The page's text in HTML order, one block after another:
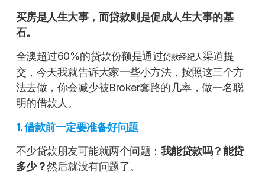
买房是人生大事，而贷款则是促成人生大事的基
石。
全澳超过60%的贷款份额是通过贷款经纪人渠道提
交，今天我就告诉大家一些小方法，按照这三个方
法去做，你会减少被Broker套路的几率，做一名聪
明的借款人。
1. 借款前一定要准备好问题
不少贷款朋友可能就两个问题： 我能贷款吗？能贷
多少？然后就没有问题了。